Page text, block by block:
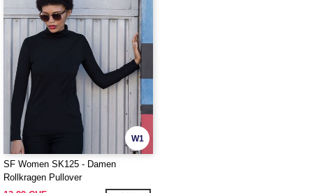
W1
SF Women SK125 - Damen
Rollkragen Pullover